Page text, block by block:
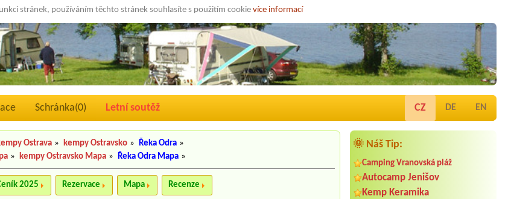
stránek, používáním těchto stránek souhlasíte s použitím cookie více informací
Schránka(0) Letní soutěž CZ DE EN
🌞 Náš Tip:
Camping Vranovská pláž
Autocamp Jenišov
Kemp Keramika
Ostrava » kempy Ostravsko » Řeka Odra »
» kempy Ostravsko Mapa » Řeka Odra Mapa »
2025 Rezervace Mapa Recenze